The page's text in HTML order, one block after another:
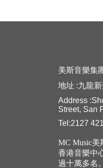
美斯音樂集
地址 :九龍
Address
Street, San
Tel:2127
MC Music
香港音樂中
過十萬多名。